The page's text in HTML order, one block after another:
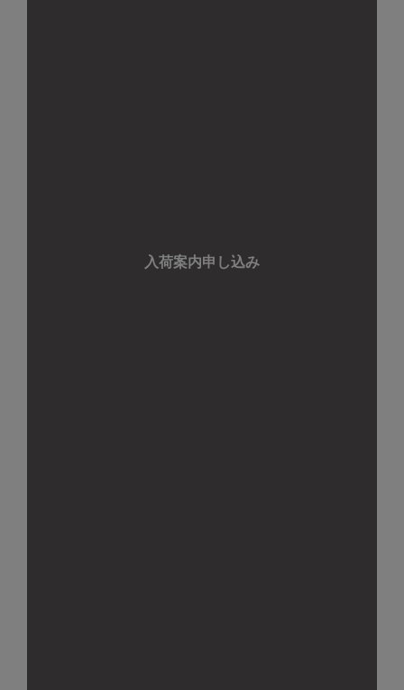
入荷案内申し込み